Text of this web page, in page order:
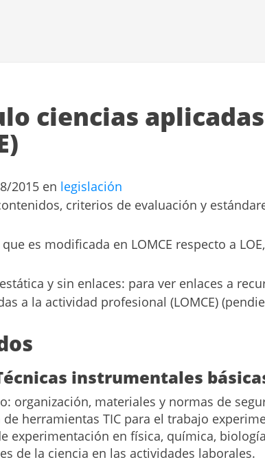
ciencias
2015 en legislación
criterios de evaluación y
es modificada en LOMCE respecto a
y sin enlaces: para ver enlaces a
a la actividad profesional (LOMCE)
instrumentales
organización, materiales y normas de
de herramientas TIC para el trabajo
experimentación en física, química,
de la ciencia en las actividades laborales.